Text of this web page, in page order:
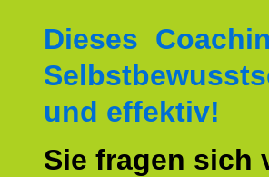
Dieses
und effektiv!
Sie fragen sich